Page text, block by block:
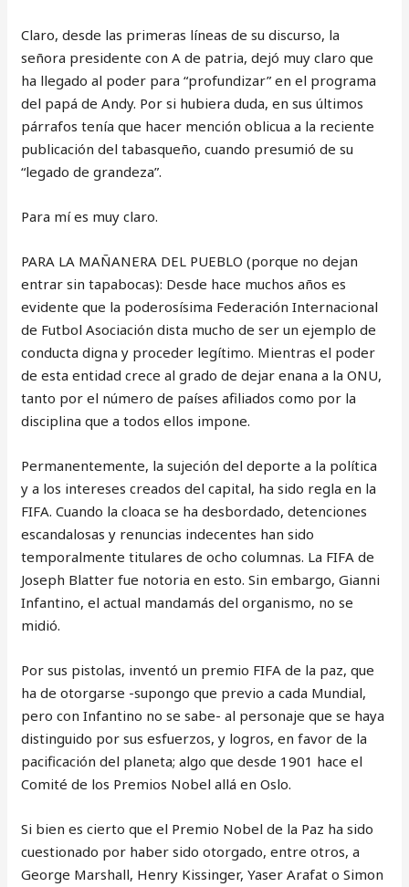
Claro, desde las primeras líneas de su discurso, la
señora presidente con A de patria, dejó muy claro que
ha llegado al poder para “profundizar” en el programa
del papá de Andy. Por si hubiera duda, en sus últimos
párrafos tenía que hacer mención oblicua a la reciente
publicación del tabasqueño, cuando presumió de su
“legado de grandeza”.
Para mí es muy claro.
PARA LA MAÑANERA DEL PUEBLO (porque no dejan
entrar sin tapabocas): Desde hace muchos años es
evidente que la poderosísima Federación Internacional
de Futbol Asociación dista mucho de ser un ejemplo de
conducta digna y proceder legítimo. Mientras el poder
de esta entidad crece al grado de dejar enana a la ONU,
tanto por el número de países afiliados como por la
disciplina que a todos ellos impone.
Permanentemente, la sujeción del deporte a la política
y a los intereses creados del capital, ha sido regla en la
FIFA. Cuando la cloaca se ha desbordado, detenciones
escandalosas y renuncias indecentes han sido
temporalmente titulares de ocho columnas. La FIFA de
Joseph Blatter fue notoria en esto. Sin embargo, Gianni
Infantino, el actual mandamás del organismo, no se
midió.
Por sus pistolas, inventó un premio FIFA de la paz, que
ha de otorgarse -supongo que previo a cada Mundial,
pero con Infantino no se sabe- al personaje que se haya
distinguido por sus esfuerzos, y logros, en favor de la
pacificación del planeta; algo que desde 1901 hace el
Comité de los Premios Nobel allá en Oslo.
Si bien es cierto que el Premio Nobel de la Paz ha sido
cuestionado por haber sido otorgado, entre otros, a
George Marshall, Henry Kissinger, Yaser Arafat o Simon